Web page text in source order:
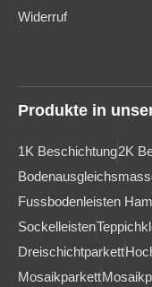
Widerruf
Produkte in
1K Beschichtung2K
Fussbodenleisten
Sockelleisten
Dreischichtparkett
Mosaikparkett